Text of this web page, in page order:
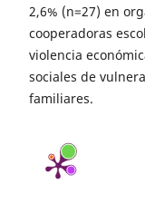
2,6% (n=27) en
cooperadoras
violencia
sociales de
familiares.